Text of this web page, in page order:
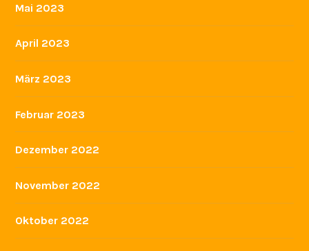
Mai 2023
April 2023
März 2023
Februar 2023
Dezember 2022
November 2022
Oktober 2022